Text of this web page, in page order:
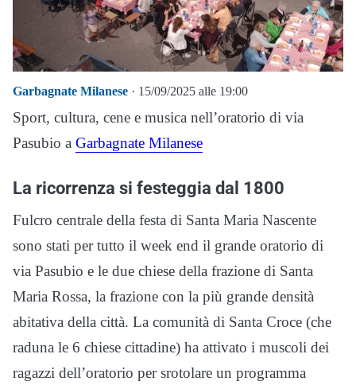
Garbagnate Milanese · 15/09/2025 alle 19:00
Sport, cultura, cene e musica nell’oratorio di via
Pasubio a Garbagnate Milanese
La ricorrenza si festeggia dal 1800
Fulcro centrale della festa di Santa Maria Nascente
sono stati per tutto il week end il grande oratorio di
via Pasubio e le due chiese della frazione di Santa
Maria Rossa, la frazione con la più grande densità
abitativa della città. La comunità di Santa Croce (che
raduna le 6 chiese cittadine) ha attivato i muscoli dei
ragazzi dell’oratorio per srotolare un programma